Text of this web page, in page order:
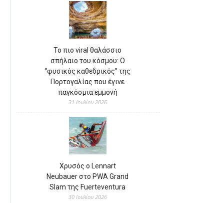
Το πιο viral θαλάσσιο
σπήλαιο του κόσμου: Ο
“φυσικός καθεδρικός” της
Πορτογαλίας που έγινε
παγκόσμια εμμονή
31 Ιουλίου 2026
Χρυσός ο Lennart
Neubauer στο PWA Grand
Slam της Fuerteventura
30 Ιουλίου 2026